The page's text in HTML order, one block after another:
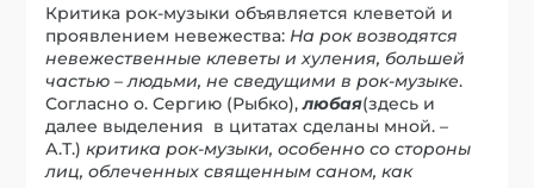
Критика рок-музыки объявляется клеветой и
проявлением невежества: На рок возводятся
невежественные клеветы и хуления, большей
частью – людьми, не сведущими в рок-музыке.
Согласно о. Сергию (Рыбко),любая(здесь и
далее выделения в цитатах сделаны мной. –
А.Т.) критика рок-музыки, особенно со стороны
лиц, облеченных священным саном, как